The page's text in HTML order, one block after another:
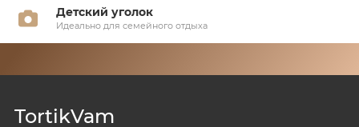
Детский уголок
Идеально для семейного отдыха
TortikVam